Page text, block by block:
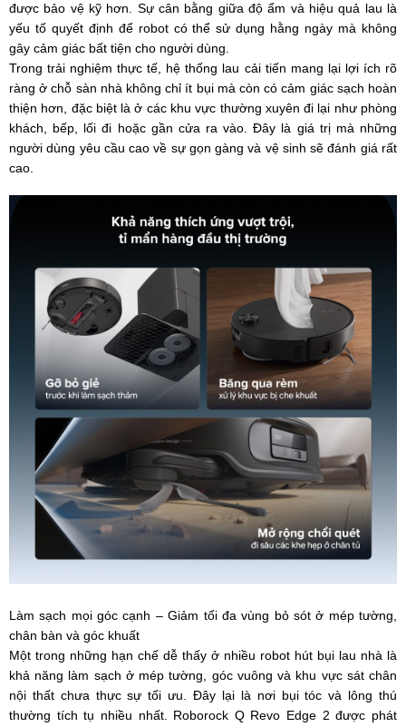
được bảo vệ kỹ hơn. Sự cân bằng giữa độ ẩm và hiệu quả lau là
yếu tố quyết định để robot có thể sử dụng hằng ngày mà không
gây cảm giác bất tiện cho người dùng.
Trong trải nghiệm thực tế, hệ thống lau cải tiến mang lại lợi ích rõ
ràng ở chỗ sàn nhà không chỉ ít bụi mà còn có cảm giác sạch hoàn
thiện hơn, đặc biệt là ở các khu vực thường xuyên đi lại như phòng
khách, bếp, lối đi hoặc gần cửa ra vào. Đây là giá trị mà những
người dùng yêu cầu cao về sự gọn gàng và vệ sinh sẽ đánh giá rất
cao.
Làm sạch mọi góc cạnh – Giảm tối đa vùng bỏ sót ở mép tường,
chân bàn và góc khuất
Một trong những hạn chế dễ thấy ở nhiều robot hút bụi lau nhà là
khả năng làm sạch ở mép tường, góc vuông và khu vực sát chân
nội thất chưa thực sự tối ưu. Đây lại là nơi bụi tóc và lông thú
thường tích tụ nhiều nhất. Roborock Q Revo Edge 2 được phát